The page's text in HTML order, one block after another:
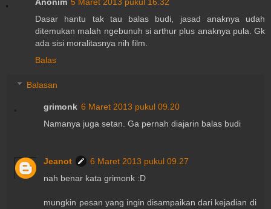
Dasar hantu tak tau balas budi, jasad anaknya udah
ditemukan malah ngebunuh si arthur plus anaknya pula. Gk
ada sisi moralitasnya nih film.
Balas
Balasan
grimonk 6 Maret 2013 pukul 09.20
Namanya juga setan. Ga pernah diajarin balas budi
Jeanot
6 Maret 2013 pukul 09.27
nah benar kata grimonk :D
mungkin pesan yang ingin disampaikan dari kejadian di